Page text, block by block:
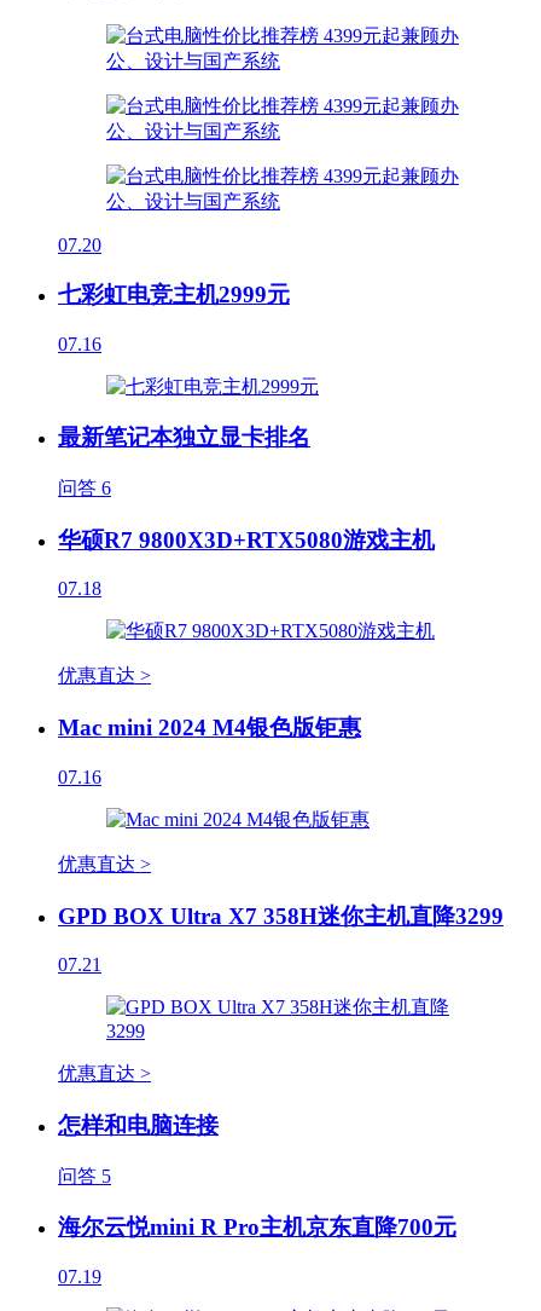
07.20
七彩虹电竞主机2999元
07.16
最新笔记本独立显卡排名
问答 6
华硕R7 9800X3D+RTX5080游戏主机
07.18
优惠直达 >
Mac mini 2024 M4银色版钜惠
07.16
优惠直达 >
GPD BOX Ultra X7 358H迷你主机直降3299
07.21
优惠直达 >
怎样和电脑连接
问答 5
海尔云悦mini R Pro主机京东直降700元
07.19